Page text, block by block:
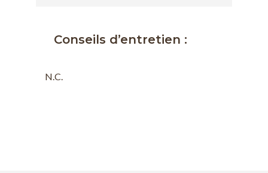
Conseils d’entretien :
N.C.